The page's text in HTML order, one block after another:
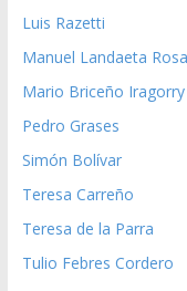
Luis Razetti
Manuel Landaeta
Mario Briceño Iragorry
Pedro Grases
Simón Bolívar
Teresa Carreño
Teresa de la Parra
Tulio Febres Cordero